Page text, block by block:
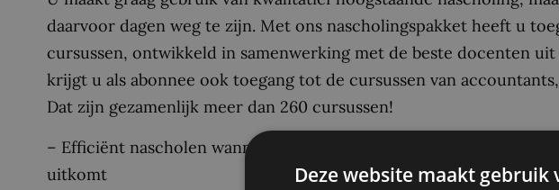
daarvoor dagen weg te zijn. Met ons nascholingspakket heeft u
cursussen, ontwikkeld in samenwerking met de beste docenten uit
krijgt u als abonnee ook toegang tot de cursussen van
Dat zijn gezamenlijk meer dan 260 cursussen!
– Efficiënt nascholen wanneer het u
uitkomt
Deze website maakt gebruik